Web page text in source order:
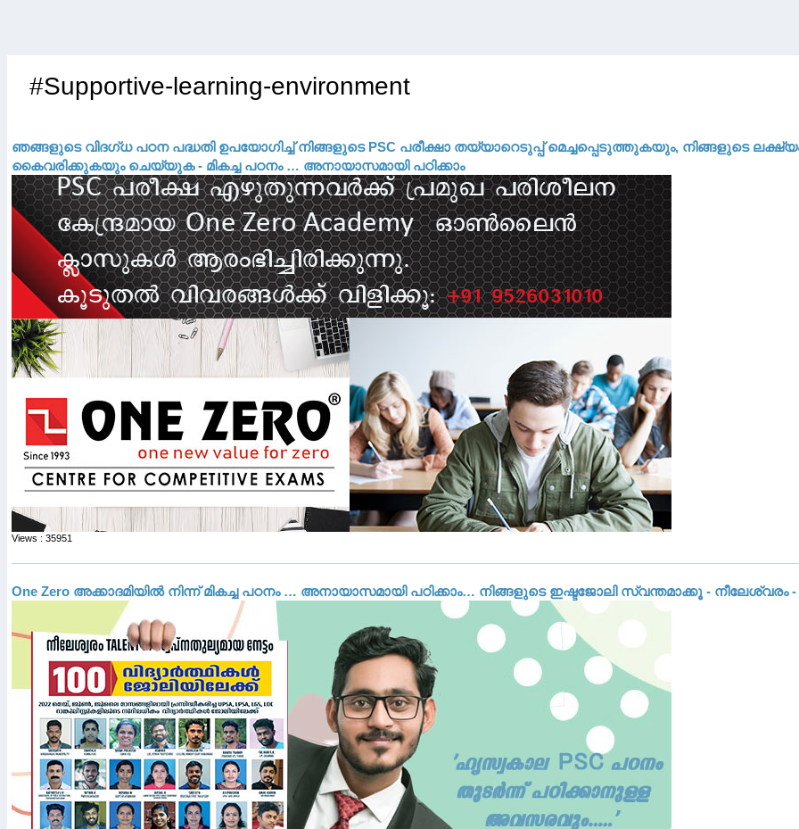
#Supportive-learning-environment
ഞങ്ങളുടെ വിദഗ്ധ പഠന പദ്ധതി ഉപയോഗിച്ച് നിങ്ങളുടെ PSC പരീക്ഷാ തയ്യാറെടുപ്പ് മെച്ചപ്പെടുത്തുകയും, നിങ്ങളുടെ
കൈവരിക്കുകയും ചെയ്യുക - മികച്ച പഠനം … അനായാസമായി പഠിക്കാം
Views : 35951
One Zero അക്കാദമിയിൽ നിന്ന് മികച്ച പഠനം … അനായാസമായി പഠിക്കാം… നിങ്ങളുടെ ഇഷ്ടജോലി സ്വന്തമാക്കൂ -